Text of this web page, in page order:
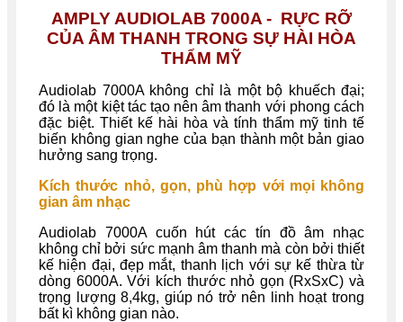
AMPLY AUDIOLAB 7000A - RỰC RỠ
CỦA ÂM THANH TRONG SỰ HÀI HÒA
THẨM MỸ
Audiolab 7000A không chỉ là một bộ khuếch đại;
đó là một kiệt tác tạo nên âm thanh với phong cách
đặc biệt. Thiết kế hài hòa và tính thẩm mỹ tinh tế
biến không gian nghe của bạn thành một bản giao
hưởng sang trọng.
Kích thước nhỏ, gọn, phù hợp với mọi không
gian âm nhạc
Audiolab 7000A cuốn hút các tín đồ âm nhạc
không chỉ bởi sức mạnh âm thanh mà còn bởi thiết
kế hiện đại, đẹp mắt, thanh lịch với sự kế thừa từ
dòng 6000A. Với kích thước nhỏ gọn (RxSxC) và
trọng lượng 8,4kg, giúp nó trở nên linh hoạt trong
bất kì không gian nào.